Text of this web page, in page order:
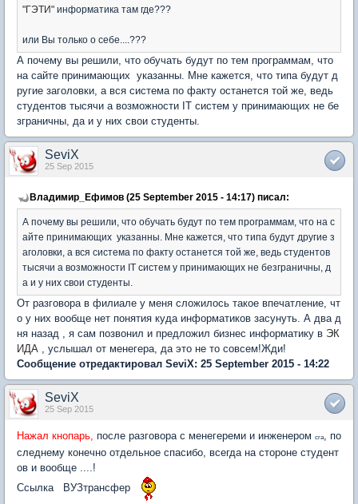
"ГЭТИ" информатика там где???
или Вы только о себе....???
А почему вы решили, что обучать будут по тем программам, что
на сайте принимающих указанны. Мне кажется, что типа будут д
ругие заголовки, а вся система по факту останется той же, ведь
студентов тысячи а возможности IT систем у принимающих не бе
зграничны, да и у них свои студенты.
SeviX
25 Sep 2015
Владимир_Ефимов (25 September 2015 - 14:17) писал:
А почему вы решили, что обучать будут по тем программам, что на с
айте принимающих указанны. Мне кажется, что типа будут другие з
аголовки, а вся система по факту останется той же, ведь студентов
тысячи а возможности IT систем у принимающих не безграничны, д
а и у них свои студенты.
От разговора в филиале у меня сложилось такое впечатление, чт
о у них вообще нет понятия куда информатиков засунуть. А два д
ня назад , я сам позвонил и предложил бизнес информатику в ЭК
ИДА , услышал от менегера, да это не то совсем!Жди!
Сообщение отредактировал SeviX: 25 September 2015 - 14:22
SeviX
25 Sep 2015
Нажал кнопарь, после разговора с менегереми и инженером сга, по
следнему конечно отдельное спасибо, всегда на стороне студент
ов и вообще ....!
Ссылка ВУЗтрансфер